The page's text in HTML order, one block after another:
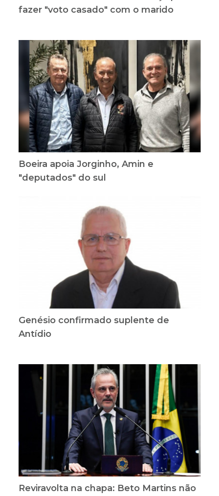
fazer "voto casado" com o marido
Boeira apoia Jorginho, Amin e
"deputados" do sul
Genésio confirmado suplente de
Antídio
Reviravolta na chapa: Beto Martins não